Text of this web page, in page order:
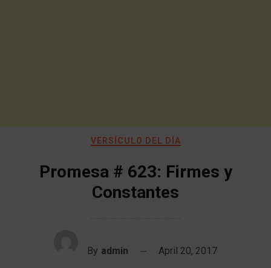
VERSÍCULO DEL DÍA
Promesa # 623: Firmes y
Constantes
By admin April 20, 2017